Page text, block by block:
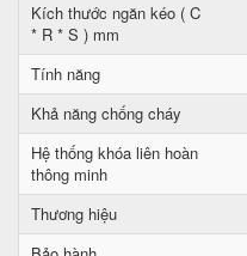
Kích thước ngăn kéo ( C
* R * S ) mm
Tính năng
Khả năng chống cháy
Hệ thống khóa liên hoàn
thông minh
Thương hiệu